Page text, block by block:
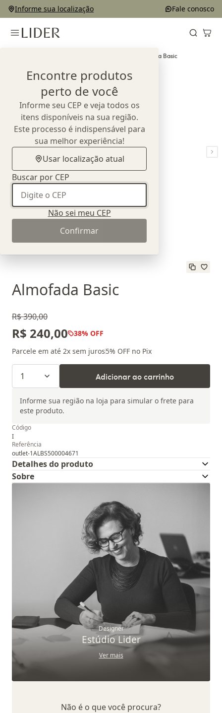
Informe sua localização Fale conosco
Encontre produtos
perto de você
Informe seu CEP e veja todos os
itens disponíveis na sua região.
Este processo é indispensável para
sua melhor experiência!
Usar localização atual
Buscar por CEP
Não sei meu CEP
Confirmar
Almofada Basic
Almofada Basic
R$ 390,00
R$ 240,00 38% OFF
Parcele em até 2x sem juros5% OFF no Pix
1 Adicionar ao carrinho
Informe sua região na loja para simular o frete para
este produto.
Código
I
Referência
outlet-1ALBS500004671
Detalhes do produto
Sobre
Designer
Estúdio Lider
Ver mais
Não é o que você procura?